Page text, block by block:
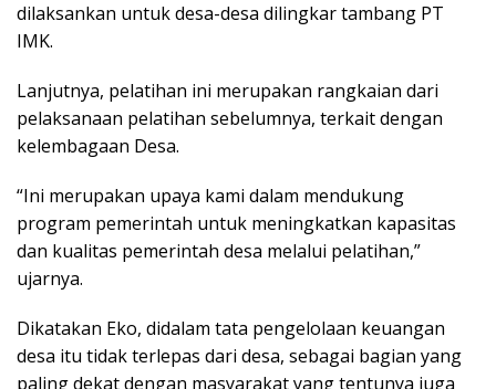
dilaksankan untuk desa-desa dilingkar tambang PT
IMK.
Lanjutnya, pelatihan ini merupakan rangkaian dari
pelaksanaan pelatihan sebelumnya, terkait dengan
kelembagaan Desa.
“Ini merupakan upaya kami dalam mendukung
program pemerintah untuk meningkatkan kapasitas
dan kualitas pemerintah desa melalui pelatihan,”
ujarnya.
Dikatakan Eko, didalam tata pengelolaan keuangan
desa itu tidak terlepas dari desa, sebagai bagian yang
paling dekat dengan masyarakat yang tentunya juga